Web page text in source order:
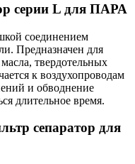
серии L для ПАРА
соединением
Предназначен для
твердотельных
к воздухопроводам
и обводнение
длительное время.
сепаратор для